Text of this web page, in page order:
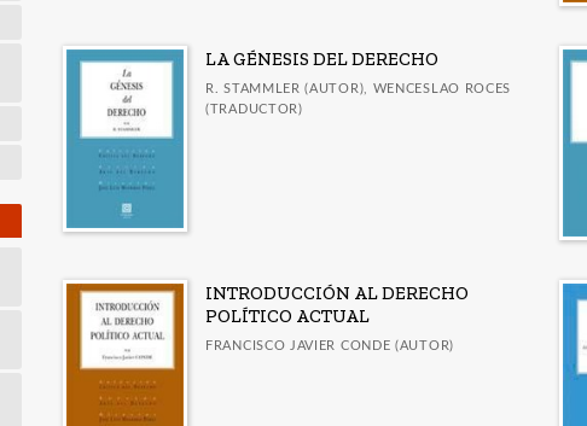
LA GÉNESIS DEL DERECHO
R. STAMMLER (AUTOR), WENCESLAO ROCES
(TRADUCTOR)
INTRODUCCIÓN AL DERECHO
POLÍTICO ACTUAL
FRANCISCO JAVIER CONDE (AUTOR)